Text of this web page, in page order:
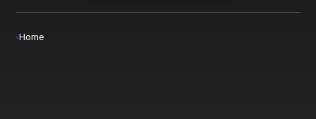
Home